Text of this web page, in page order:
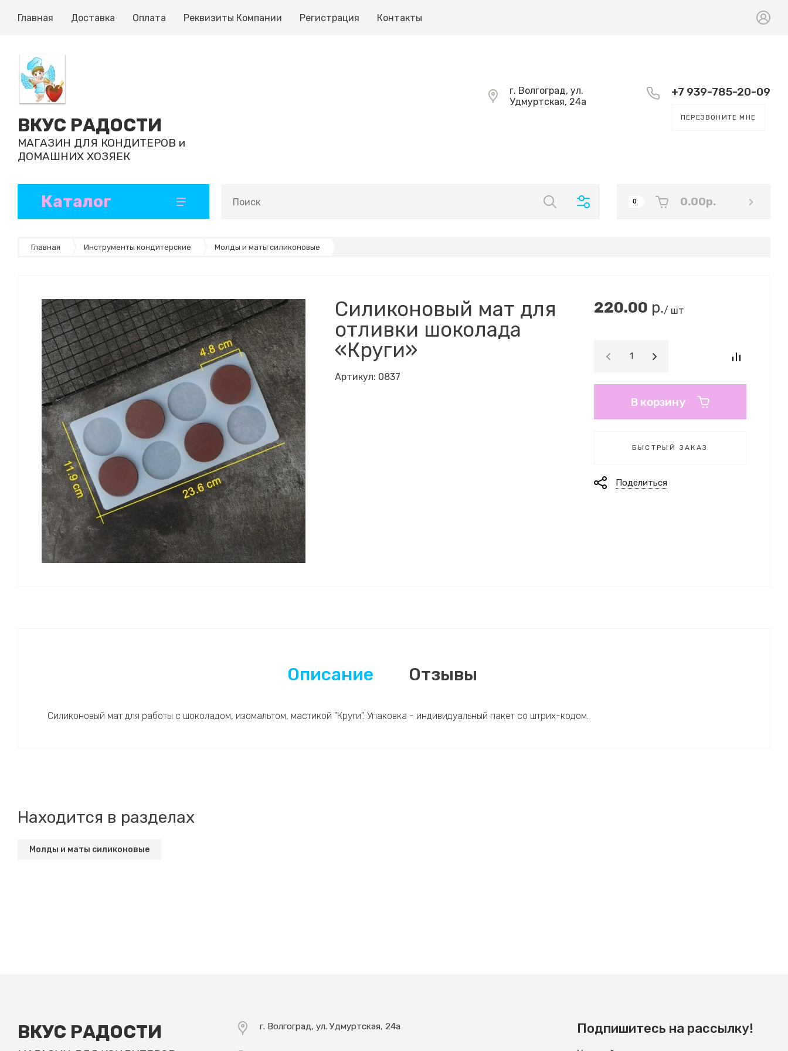
Главная Доставка Оплата Реквизиты Компании Регистрация Контакты
ВКУС РАДОСТИ
МАГАЗИН ДЛЯ КОНДИТЕРОВ и
ДОМАШНИХ ХОЗЯЕК
г. Волгоград, ул.
Удмуртская, 24а
+7 939-785-20-09
ПЕРЕЗВОНИТЕ МНЕ
Каталог 0 0.00р.
Главная Инструменты кондитерские Молды и маты силиконовые
Силиконовый мат для
отливки шоколада
«Круги»
Артикул: 0837
220.00 р./ шт
В корзину
БЫСТРЫЙ ЗАКАЗ
Поделиться
Описание Отзывы
Силиконовый мат для работы с шоколадом, изомальтом, мастикой "Круги". Упаковка - индивидуальный пакет со штрих-кодом.
Находится в разделах
Молды и маты силиконовые
ВКУС РАДОСТИ г. Волгоград, ул. Удмуртская, 24а Подпишитесь на рассылку!